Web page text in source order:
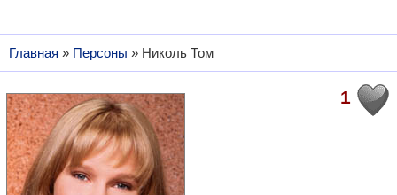
Главная » Персоны » Николь Том
1